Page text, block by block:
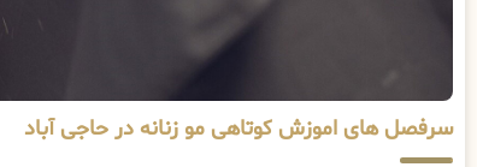
سرفصل های اموزش کوتاهی مو زنانه در حاجی آباد